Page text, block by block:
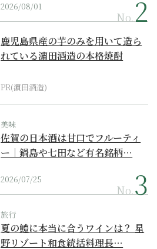
2026/08/01
No.
鹿児島県産の芋のみを用いて造ら
れている濵田酒造の本格焼酎
PR(濵田酒造)
美味
佐賀の日本酒は甘口でフルーティ
ー｜鍋島や七田など有名銘柄…
2026/07/25
No.
旅行
夏の鱧に本当に合うワインは？ 星
野リゾート和食統括料理長…